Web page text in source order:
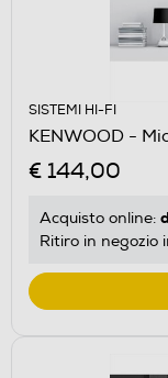
SISTEMI HI-FI
KENWOOD -
€ 144,00
Acquisto online:
Ritiro in negozio